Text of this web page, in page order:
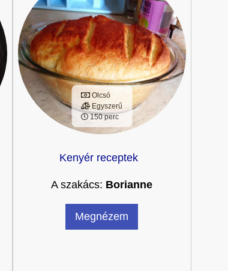
Olcsó
Egyszerű
150 perc
Kenyér receptek
A szakács: Borianne
Megnézem